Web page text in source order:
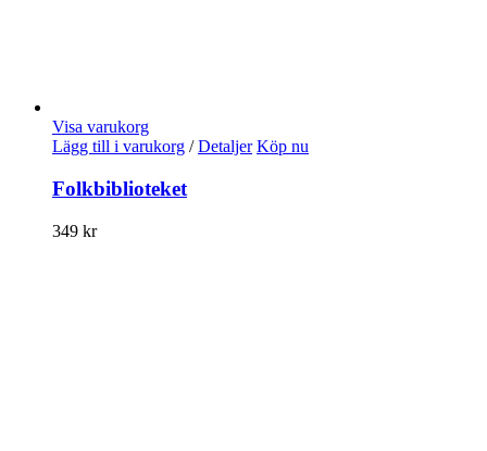
Visa varukorg
Lägg till i varukorg / Detaljer Köp nu
Folkbiblioteket
349 kr